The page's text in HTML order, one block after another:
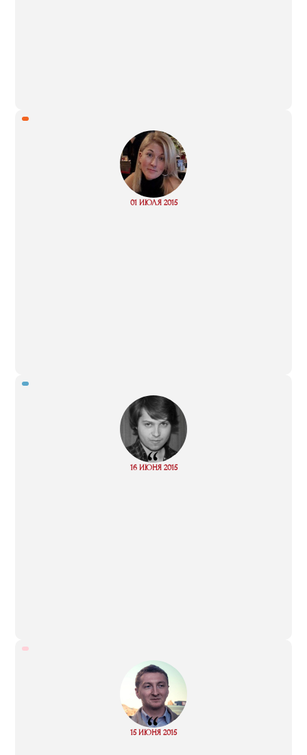
“
01 ИЮЛЯ 2015
Read
“
16 ИЮНЯ 2015
Read
“
15 ИЮНЯ 2015
Read